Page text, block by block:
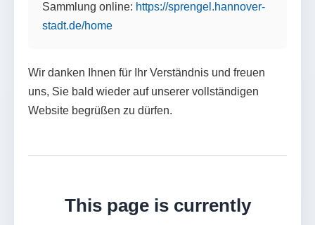
Sammlung online: https://sprengel.hannover-
stadt.de/home
Wir danken Ihnen für Ihr Verständnis und freuen
uns, Sie bald wieder auf unserer vollständigen
Website begrüßen zu dürfen.
This page is currently